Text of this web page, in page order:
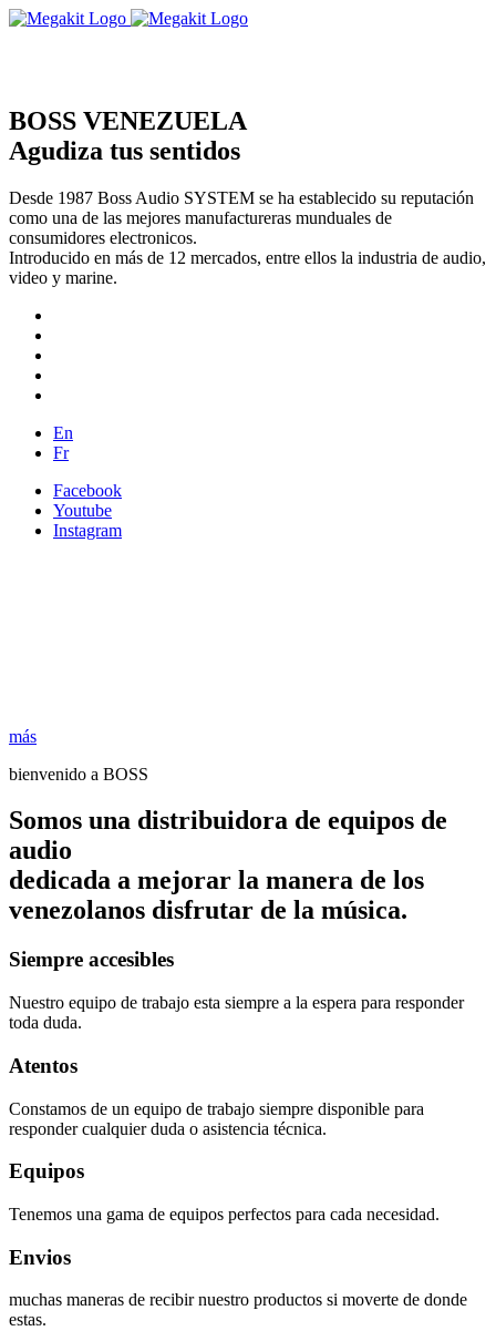
BOSS VENEZUELA
Agudiza tus sentidos
Desde 1987 Boss Audio SYSTEM se ha establecido su reputación
como una de las mejores manufactureras munduales de
consumidores electronicos.
Introducido en más de 12 mercados, entre ellos la industria de audio,
video y marine.
En
Fr
Facebook
Youtube
Instagram
más
bienvenido a BOSS
Somos una distribuidora de equipos de
audio
dedicada a mejorar la manera de los
venezolanos disfrutar de la música.
Siempre accesibles
Nuestro equipo de trabajo esta siempre a la espera para responder
toda duda.
Atentos
Constamos de un equipo de trabajo siempre disponible para
responder cualquier duda o asistencia técnica.
Equipos
Tenemos una gama de equipos perfectos para cada necesidad.
Envios
muchas maneras de recibir nuestro productos si moverte de donde
estas.